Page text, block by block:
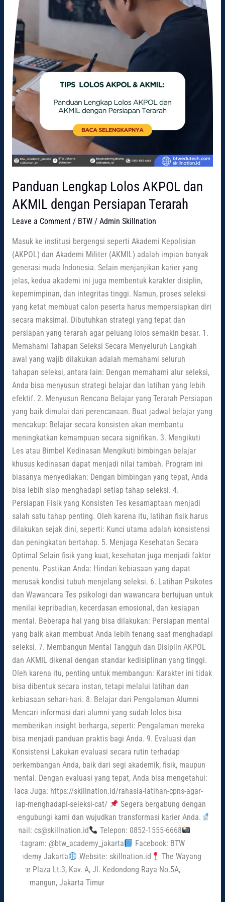
Panduan Lengkap Lolos AKPOL dan
AKMIL dengan Persiapan Terarah
Leave a Comment / BTW/ Admin Skillnation
Masuk ke institusi bergengsi seperti Akademi Kepolisian
(AKPOL) dan Akademi Militer (AKMIL) adalah impian banyak
generasi muda Indonesia. Selain menjanjikan karier yang
jelas, kedua akademi ini juga membentuk karakter disiplin,
kepemimpinan, dan integritas tinggi. Namun, proses seleksi
yang ketat membuat calon peserta harus mempersiapkan diri
secara maksimal. Dibutuhkan strategi yang tepat dan
persiapan yang terarah agar peluang lolos semakin besar. 1.
Memahami Tahapan Seleksi Secara Menyeluruh Langkah
awal yang wajib dilakukan adalah memahami seluruh
tahapan seleksi, antara lain: Dengan memahami alur seleksi,
Anda bisa menyusun strategi belajar dan latihan yang lebih
efektif. 2. Menyusun Rencana Belajar yang Terarah Persiapan
yang baik dimulai dari perencanaan. Buat jadwal belajar yang
mencakup: Belajar secara konsisten akan membantu
meningkatkan kemampuan secara signifikan. 3. Mengikuti
Les atau Bimbel Kedinasan Mengikuti bimbingan belajar
khusus kedinasan dapat menjadi nilai tambah. Program ini
biasanya menyediakan: Dengan bimbingan yang tepat, Anda
bisa lebih siap menghadapi setiap tahap seleksi. 4.
Persiapan Fisik yang Konsisten Tes kesamaptaan menjadi
salah satu tahap penting. Oleh karena itu, latihan fisik harus
dilakukan sejak dini, seperti: Kunci utama adalah konsistensi
dan peningkatan bertahap. 5. Menjaga Kesehatan Secara
Optimal Selain fisik yang kuat, kesehatan juga menjadi faktor
penentu. Pastikan Anda: Hindari kebiasaan yang dapat
merusak kondisi tubuh menjelang seleksi. 6. Latihan Psikotes
dan Wawancara Tes psikologi dan wawancara bertujuan untuk
menilai kepribadian, kecerdasan emosional, dan kesiapan
mental. Beberapa hal yang bisa dilakukan: Persiapan mental
yang baik akan membuat Anda lebih tenang saat menghadapi
seleksi. 7. Membangun Mental Tangguh dan Disiplin AKPOL
dan AKMIL dikenal dengan standar kedisiplinan yang tinggi.
Oleh karena itu, penting untuk membangun: Karakter ini tidak
bisa dibentuk secara instan, tetapi melalui latihan dan
kebiasaan sehari-hari. 8. Belajar dari Pengalaman Alumni
Mencari informasi dari alumni yang sudah lolos bisa
memberikan insight berharga, seperti: Pengalaman mereka
bisa menjadi panduan praktis bagi Anda. 9. Evaluasi dan
Konsistensi Lakukan evaluasi secara rutin terhadap
perkembangan Anda, baik dari segi akademik, fisik, maupun
mental. Dengan evaluasi yang tepat, Anda bisa mengetahui:
Baca Juga: https://skillnation.id/rahasia-latihan-cpns-agar-
siap-menghadapi-seleksi-cat/
Segera bergabung dengan
mengubungi kami dan wujudkan transformasi karier Anda.
Email: cs@skillnation.id
Telepon: 0852-1555-6668
Instagram: @btw_academy_jakarta
Facebook: BTW
Academy Jakarta
Website: skillnation.id
The Wayang
Office Plaza Lt.3, Kav. A, Jl. Kedondong Raya No.5A,
Rawamangun, Jakarta Timur
Persiapan
Terarah